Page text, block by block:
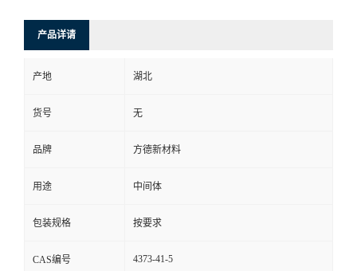
产品详请
产地 湖北
货号 无
品牌 方德新材料
用途 中间体
包装规格 按要求
CAS编号 4373-41-5